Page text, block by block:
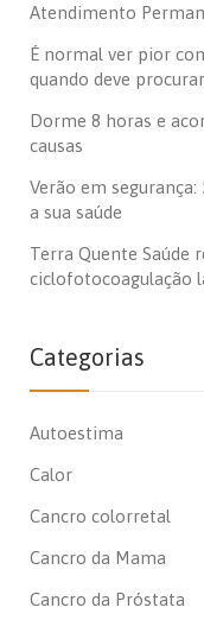
Atendimento
É normal ver pior
quando deve
Dorme 8 horas e
causas
Verão em
a sua saúde
Terra Quente Saúde
ciclofotocoagulação
Categorias
Autoestima
Calor
Cancro colorretal
Cancro da Mama
Cancro da Próstata